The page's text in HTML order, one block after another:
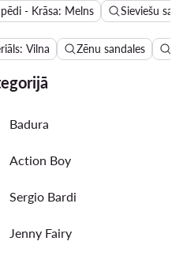
- Krāsa: Melns Sieviešu
Vilna Zēnu sandales
Badura
Action Boy
Sergio Bardi
Jenny Fairy